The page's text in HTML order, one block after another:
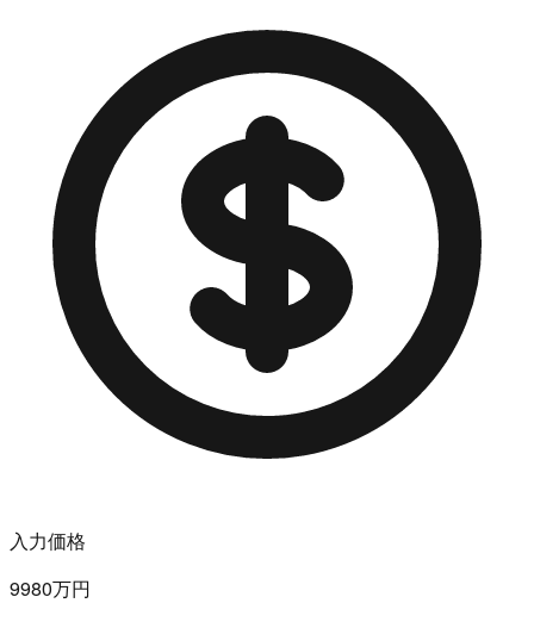
入力価格
9980万円